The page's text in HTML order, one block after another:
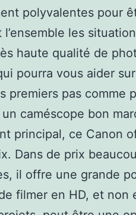
polyvalentes pour
l’ensemble les
haute qualité de
pourra vous aider
premiers pas comme
caméscope bon
principal, ce Canon
Dans de prix
il offre une grande
filmer en HD, et non